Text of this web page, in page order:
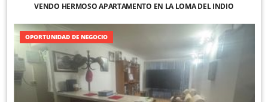
VENDO HERMOSO APARTAMENTO EN LA LOMA DEL INDIO
OPORTUNIDAD DE NEGOCIO